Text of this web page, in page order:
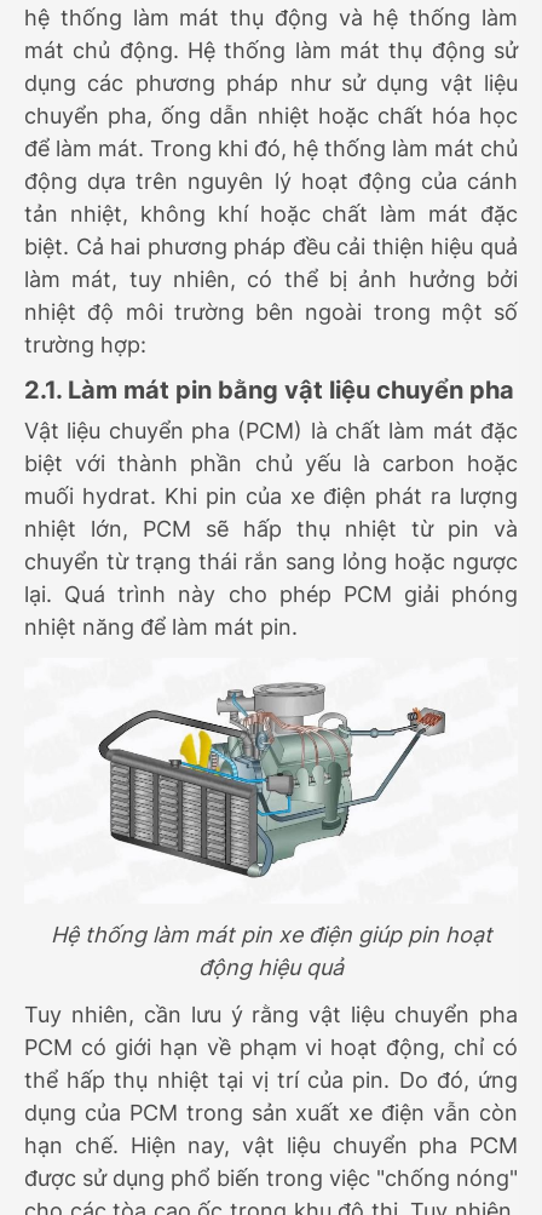
hệ thống làm mát thụ động và hệ thống làm
mát chủ động. Hệ thống làm mát thụ động sử
dụng các phương pháp như sử dụng vật liệu
chuyển pha, ống dẫn nhiệt hoặc chất hóa học
để làm mát. Trong khi đó, hệ thống làm mát chủ
động dựa trên nguyên lý hoạt động của cánh
tản nhiệt, không khí hoặc chất làm mát đặc
biệt. Cả hai phương pháp đều cải thiện hiệu quả
làm mát, tuy nhiên, có thể bị ảnh hưởng bởi
nhiệt độ môi trường bên ngoài trong một số
trường hợp:
2.1. Làm mát pin bằng vật liệu chuyển pha
Vật liệu chuyển pha (PCM) là chất làm mát đặc
biệt với thành phần chủ yếu là carbon hoặc
muối hydrat. Khi pin của xe điện phát ra lượng
nhiệt lớn, PCM sẽ hấp thụ nhiệt từ pin và
chuyển từ trạng thái rắn sang lỏng hoặc ngược
lại. Quá trình này cho phép PCM giải phóng
nhiệt năng để làm mát pin.
Hệ thống làm mát pin xe điện giúp pin hoạt
động hiệu quả
Tuy nhiên, cần lưu ý rằng vật liệu chuyển pha
PCM có giới hạn về phạm vi hoạt động, chỉ có
thể hấp thụ nhiệt tại vị trí của pin. Do đó, ứng
dụng của PCM trong sản xuất xe điện vẫn còn
hạn chế. Hiện nay, vật liệu chuyển pha PCM
được sử dụng phổ biến trong việc "chống nóng"